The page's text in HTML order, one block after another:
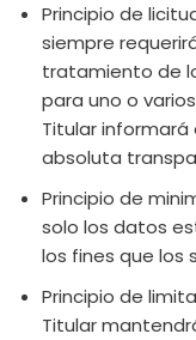
Principio de
siempre
tratamiento de
para uno o
Titular
absoluta
Principio de
solo los datos
los fines que los
Principio de
Titular